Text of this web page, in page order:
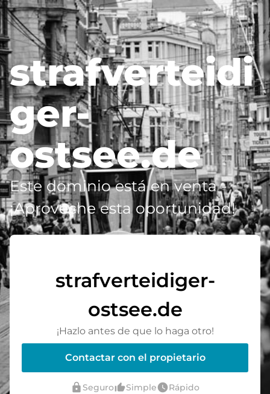
strafverteidi
ger-
ostsee.de
Este dominio está en venta -
¡Aproveche esta oportunidad!
strafverteidiger-
ostsee.de
¡Hazlo antes de que lo haga otro!
Contactar con el propietario
lock Segurothumb_up_altSimplewatch_laterRápido